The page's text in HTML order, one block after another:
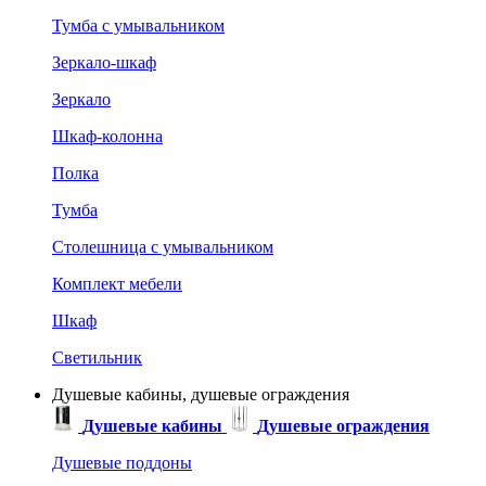
Тумба с умывальником
Зеркало-шкаф
Зеркало
Шкаф-колонна
Полка
Тумба
Столешница с умывальником
Комплект мебели
Шкаф
Светильник
Душевые кабины, душевые ограждения
Душевые кабины
Душевые ограждения
Душевые поддоны